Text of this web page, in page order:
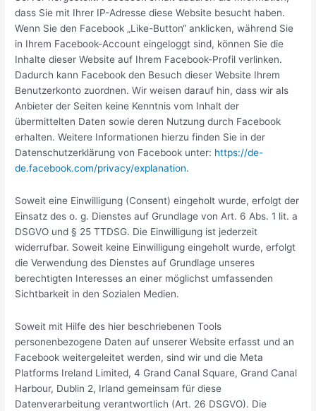
dass Sie mit Ihrer IP-Adresse diese Website besucht haben.
Wenn Sie den Facebook „Like-Button“ anklicken, während Sie
in Ihrem Facebook-Account eingeloggt sind, können Sie die
Inhalte dieser Website auf Ihrem Facebook-Profil verlinken.
Dadurch kann Facebook den Besuch dieser Website Ihrem
Benutzerkonto zuordnen. Wir weisen darauf hin, dass wir als
Anbieter der Seiten keine Kenntnis vom Inhalt der
übermittelten Daten sowie deren Nutzung durch Facebook
erhalten. Weitere Informationen hierzu finden Sie in der
Datenschutzerklärung von Facebook unter: https://de-
de.facebook.com/privacy/explanation.
Soweit eine Einwilligung (Consent) eingeholt wurde, erfolgt der
Einsatz des o. g. Dienstes auf Grundlage von Art. 6 Abs. 1 lit. a
DSGVO und § 25 TTDSG. Die Einwilligung ist jederzeit
widerrufbar. Soweit keine Einwilligung eingeholt wurde, erfolgt
die Verwendung des Dienstes auf Grundlage unseres
berechtigten Interesses an einer möglichst umfassenden
Sichtbarkeit in den Sozialen Medien.
Soweit mit Hilfe des hier beschriebenen Tools
personenbezogene Daten auf unserer Website erfasst und an
Facebook weitergeleitet werden, sind wir und die Meta
Platforms Ireland Limited, 4 Grand Canal Square, Grand Canal
Harbour, Dublin 2, Irland gemeinsam für diese
Datenverarbeitung verantwortlich (Art. 26 DSGVO). Die